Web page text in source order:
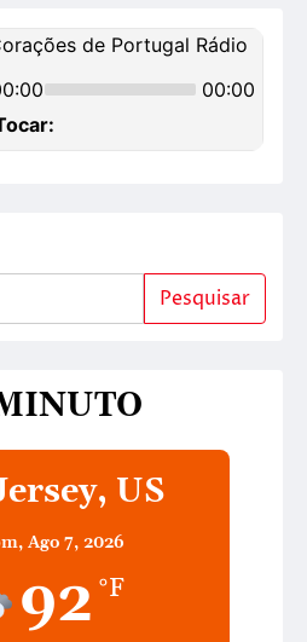
Pesquisar
US
Ago 7, 2026
92 °F